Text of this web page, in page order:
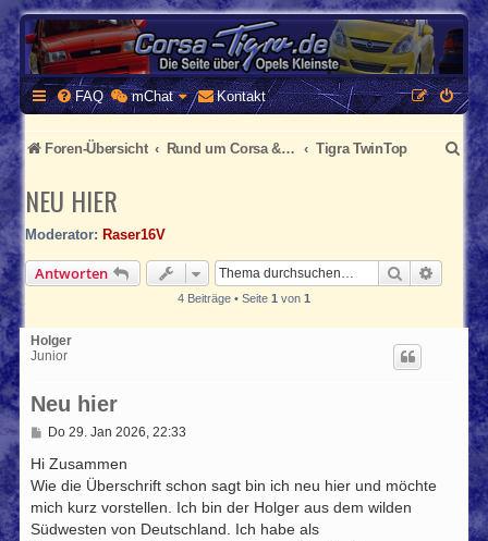
CORSA-TIGRA.DE
Homepage und Forum rund um Opel Corsa und Tigra
FAQ mChat Kontakt
Foren-Übersicht Rund um Corsa & Tigra Tigra TwinTop
S
u
h
NEU HIER
Moderator: Raser16V
Antworten Suche
4 Beiträge • Seite 1 von 1
Holger
Junior
Neu hier
B
i
t
r
a
g
Do 29. Jan 2026, 22:33
Hi Zusammen
Wie die Überschrift schon sagt bin ich neu hier und möchte
mich kurz vorstellen. Ich bin der Holger aus dem wilden
Südwesten von Deutschland. Ich habe als